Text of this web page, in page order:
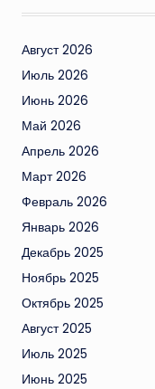
Август 2026
Июль 2026
Июнь 2026
Май 2026
Апрель 2026
Март 2026
Февраль 2026
Январь 2026
Декабрь 2025
Ноябрь 2025
Октябрь 2025
Август 2025
Июль 2025
Июнь 2025